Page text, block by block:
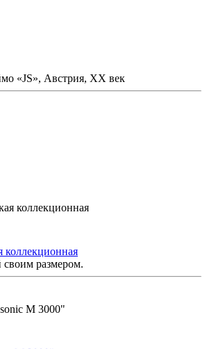
«JS», Австрия, XX век
коллекционная
размером.